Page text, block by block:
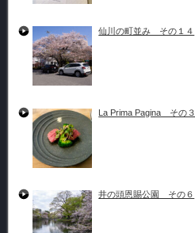
仙川の町並み その１４
La Prima Pagina その３
井の頭恩賜公園 その６